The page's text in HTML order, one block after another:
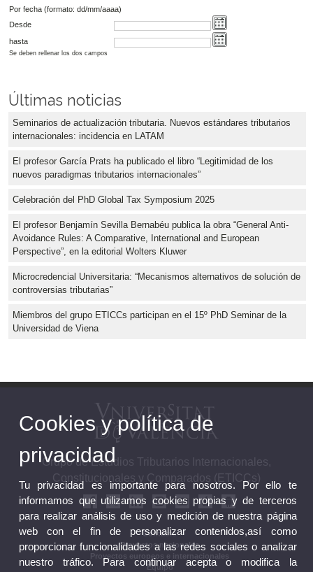
Por fecha (formato: dd/mm/aaaa)
Desde
hasta
Se deben rellenar los dos campos
Últimas noticias
Seminarios de actualización tributaria. Nuevos estándares tributarios
internacionales: incidencia en LATAM
El profesor García Prats ha publicado el libro “Legitimidad de los
nuevos paradigmas tributarios internacionales”
Celebración del PhD Global Tax Symposium 2025
El profesor Benjamín Sevilla Bernabéu publica la obra “General Anti-
Avoidance Rules: A Comparative, International and European
Perspective”, en la editorial Wolters Kluwer
Microcredencial Universitaria: “Mecanismos alternativos de solución de
controversias tributarias”
Miembros del grupo ETICCs participan en el 15º PhD Seminar de la
Universidad de Viena
Grupo de Estudios Tributarios Internacionales,
Constitucionales y Comparados (ETICCs)
Contacto
Proyectos nacionales
Proyectos europeos e internacionales
Equipo
Cookies y política de
privacidad
Tu privacidad es importante para nosotros. Por ello te
informamos que utilizamos cookies propias y de terceros
para realizar análisis de uso y medición de nuestra página
web con el fin de personalizar contenidos,así como
proporcionar funcionalidades a las redes sociales o analizar
nuestro tráfico. Para continuar acepta o modifica la